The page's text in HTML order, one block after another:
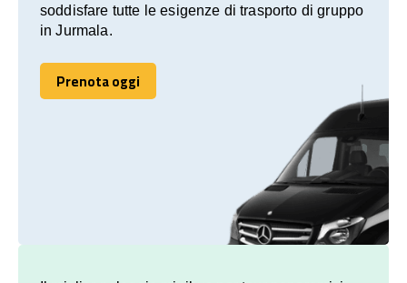
soddisfare tutte le esigenze di trasporto di gruppo
in Jurmala.
Prenota oggi
Prenota oggi